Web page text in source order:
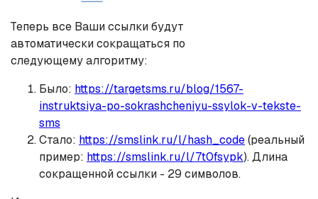
Теперь все Ваши ссылки будут
автоматически сокращаться по
следующему алгоритму:
Было: https://targetsms.ru/blog/1567-
instruktsiya-po-sokrashcheniyu-ssylok-v-tekste-
sms
Стало: https://smslink.ru/l/hash_code(реальный
пример: https://smslink.ru/l/7t0fsypk). Длина
сокращенной ссылки - 29 символов.